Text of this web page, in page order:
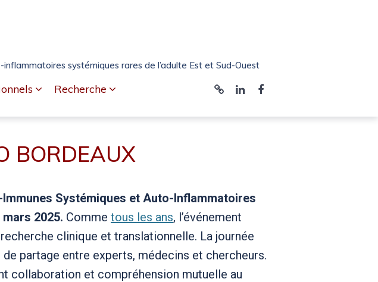
systémiques rares de l’adulte Est et Sud-Ouest
Recherche
BORDEAUX
Systémiques et Auto-Inflammatoires
2025. Comme tous les ans, l’événement
clinique et translationnelle. La journée
partage entre experts, médecins et chercheurs.
collaboration et compréhension mutuelle au